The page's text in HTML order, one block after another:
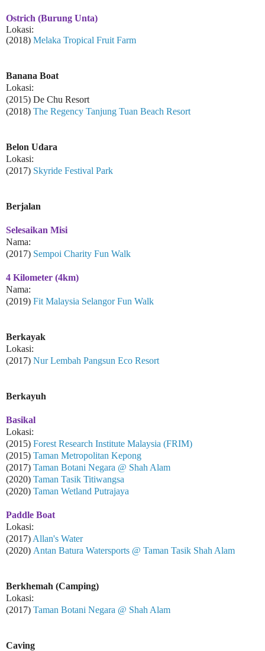
Ostrich (Burung Unta)
Lokasi:
(2018) Melaka Tropical Fruit Farm
Banana Boat
Lokasi:
(2015) De Chu Resort
(2018) The Regency Tanjung Tuan Beach Resort
Belon Udara
Lokasi:
(2017) Skyride Festival Park
Berjalan
Selesaikan Misi
Nama:
(2017) Sempoi Charity Fun Walk
4 Kilometer (4km)
Nama:
(2019) Fit Malaysia Selangor Fun Walk
Berkayak
Lokasi:
(2017) Nur Lembah Pangsun Eco Resort
Berkayuh
Basikal
Lokasi:
(2015) Forest Research Institute Malaysia (FRIM)
(2015) Taman Metropolitan Kepong
(2017) Taman Botani Negara @ Shah Alam
(2020) Taman Tasik Titiwangsa
(2020) Taman Wetland Putrajaya
Paddle Boat
Lokasi:
(2017) Allan's Water
(2020) Antan Batura Watersports @ Taman Tasik Shah Alam
Berkhemah (Camping)
Lokasi:
(2017) Taman Botani Negara @ Shah Alam
Caving